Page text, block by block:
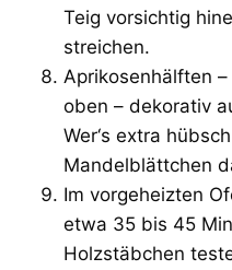
Teig vorsichtig
streichen.
Aprikosenhälften
oben – dekorativ
Wer‘s extra
Mandelblättchen
Im vorgeheizten
etwa 35 bis 45
Holzstäbchen